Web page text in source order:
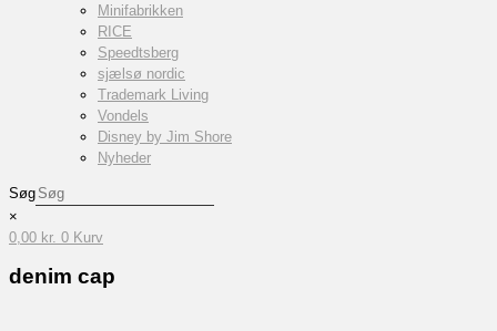
Minifabrikken
RICE
Speedtsberg
sjælsø nordic
Trademark Living
Vondels
Disney by Jim Shore
Nyheder
Søg
×
0,00 kr. 0 Kurv
denim cap